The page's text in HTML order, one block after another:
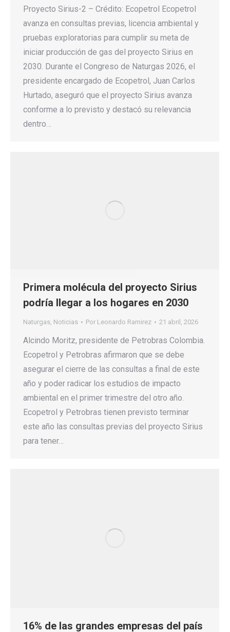
Proyecto Sirius-2 – Crédito: Ecopetrol Ecopetrol
avanza en consultas previas, licencia ambiental y
pruebas exploratorias para cumplir su meta de
iniciar producción de gas del proyecto Sirius en
2030. Durante el Congreso de Naturgas 2026, el
presidente encargado de Ecopetrol, Juan Carlos
Hurtado, aseguró que el proyecto Sirius avanza
conforme a lo previsto y destacó su relevancia
dentro…
Primera molécula del proyecto Sirius
podría llegar a los hogares en 2030
Naturgas, Noticias Por Leonardo Ramirez 21 abril, 2026
Alcindo Moritz, presidente de Petrobras Colombia.
Ecopetrol y Petrobras afirmaron que se debe
asegurar el cierre de las consultas a final de este
año y poder radicar los estudios de impacto
ambiental en el primer trimestre del otro año.
Ecopetrol y Petrobras tienen previsto terminar
este año las consultas previas del proyecto Sirius
para tener…
16% de las grandes empresas del país